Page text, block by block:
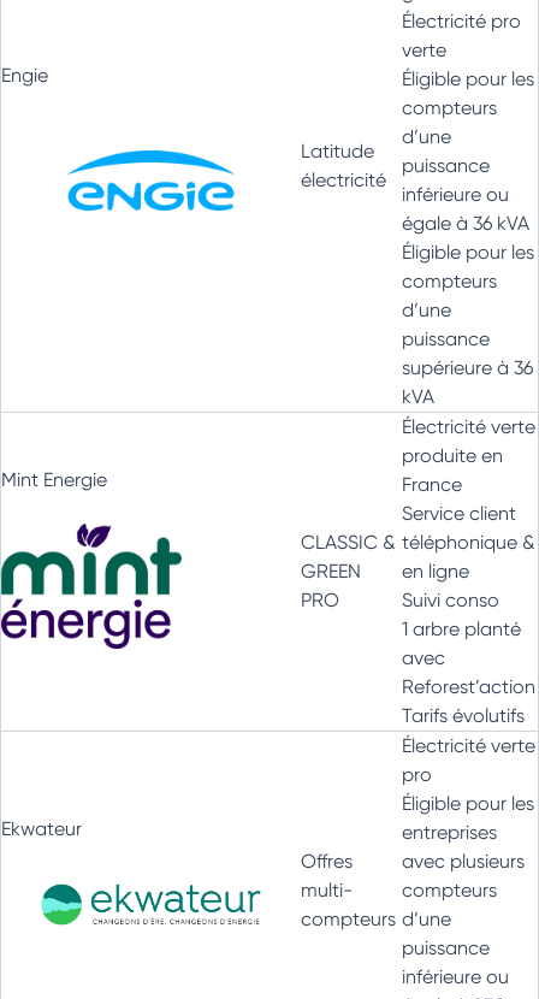
Engie
Latitude
électricité
Électricité pro
verte
Éligible pour les
compteurs
d’une
puissance
inférieure ou
égale à 36 kVA
Éligible pour les
compteurs
d’une
puissance
supérieure à 36
kVA
Mint Energie
CLASSIC &
GREEN
PRO
Électricité verte
produite en
France
Service client
téléphonique &
en ligne
Suivi conso
1 arbre planté
avec
Reforest’action
Tarifs évolutifs
Ekwateur
Offres
multi-
compteurs
Électricité verte
pro
Éligible pour les
entreprises
avec plusieurs
compteurs
d’une
puissance
inférieure ou